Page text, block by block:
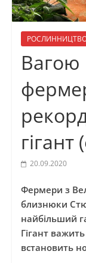
Вагою
гігант
20.09.2020
Фермери з
близнюки
найбільший
Гігант
встановить